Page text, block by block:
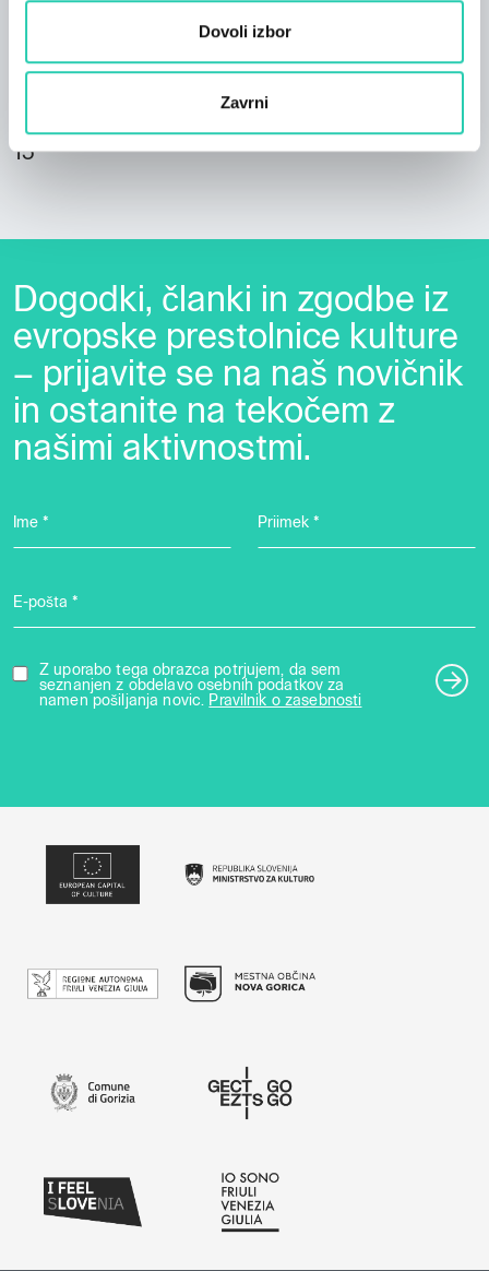
Dovoli izbor
Zavrni
9
15
Dogodki, članki in zgodbe iz
evropske prestolnice kulture
– prijavite se na naš novičnik
in ostanite na tekočem z
našimi aktivnostmi.
Ime * Priimek *
E-pošta *
Z uporabo tega obrazca potrjujem, da sem
seznanjen z obdelavo osebnih podatkov za
namen pošiljanja novic.
Pravilnik o zasebnosti